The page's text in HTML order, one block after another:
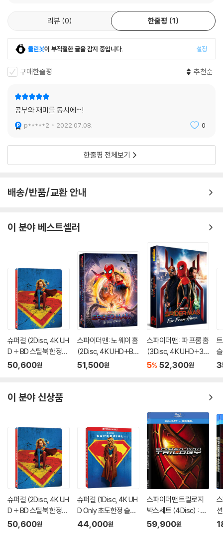
DVD/ Blu-ray 구매시 참고 사항 안내드립니다.
※ 4K블루레이, 3D 블루레이 재생 관련 안내
1) 4K UHD 디스크는 대용량의 데이터 전송이 필요하므로 4K전용 플레
이어를 사용하셔야 합니다. 더불어 플레이어 소프트웨어 최신 버전의 업데
이트, 대용량 케이블 사용이 필수입니다.
니다.
※ 아웃케이스/구성품/포장 상태
발생할 수 있습니다. 반품을 원하실 경우 미개봉 상태로 문의 부탁드립니
있습니다.
3) 렌티큘러 스틸북의 경우, 보호필름이 붙어 판매되기도 합니다. 보호필
4) 본품 보호를 위해 노란색의 카톤 박스로 재포장한 경우, 카톤박스 손상
에 의한 교환/반품은 불가합니다.
5) 아웃케이스/구성품/포장 상태 불량에 의한 교환/반품 신청시 불량 확
인을 위해 개봉 시의 동영상을 요청할 수 있으며, 동영상이 없는 경우 교
환/반품이 제한될 수 있습니다.
※ 디스크 재생 불량
1) 기기 문제로 인해 발생하는 재생 불량 현상에 대해서는 반품/교환이 불
가하니 최신 소프트웨어로 업데이트된 DVD/BD 전용 기기에서 재생하실
것을 권유해 드립니다.
2) 정전기와 먼지로 인해 재생이 원활하지 않은 경우가 있습니다. 디스크
를 마른 천으로 닦으시거나, DVD 클리너 등 전용 제품을 이용하면 대부분
해결됩니다.
며, ODD 사용으로 인한 재생 불량의 경우 교환 시에도 동일한 오류가 발
※ 디스크 외관 불량
디스크에 미세한 잔 흠집이 남아있거나 인쇄 면이 깨끗하지 않은 경우가
있으며, 상품의 불량이 아닙니다. 단, 재생에 이상이 있는 경우에는 불량으
로 인한 반품/교환이 가능합니다.
※ 교환/반품 안내
1) 불량으로 인한 교환/반품 요청 시에는 불량 확인을 위해 개봉 시의 동영
상을 요청할 수 있으며, 동영상이 없는 경우 교환/반품이 제한될 수 있습니
로 쳐내면서, 폭탄이 뒷 차량으로 흘러 들어가 대신 폭파되는 바람에 실패
한다. 가브릴로 프린치프는 폭탄 암살 계획이 실패하자, 초조한 표정으로
카페에 앉아 반지 안에 있는 청산가리 알약으로 자살하려 할 때, 우연히 카
페 주변 막다른 길로 들어간 대공 부부를 보게 되고, 막다른 길에서 우회하
하게 되는데…
리뷰 0 한줄평 1
클린봇이 부적절한 글을 감지 중입니다. 설정
구매한줄평 추천순
공부와 재미를 동시에~!
p*****2 2022.07.08. 0
한줄평 전체보기
배송/반품/교환 안내
이 분야 베스트셀러
슈퍼걸 (2Disc, 4K UH
D + BD 스틸북 한정
판) (펀치) : 블루레이
50,600원
스파이더맨: 노 웨이 홈
(2Disc, 4K UHD+BD
렌티큘러 풀슬립 B1 스
51,500원
스파이더맨 : 파 프롬 홈
(3Disc, 4K UHD+3D
+BD 렌티큘러 풀슬립
5% 52,300원
이
이 분야 신상품
슈퍼걸 (2Disc, 4K UH
D + BD 스틸북 한정
판) (펀치) : 블루레이
50,600원
슈퍼걸 (1Disc, 4K UH
D Only 초도한정 슬립
케이스) : 블루레이
44,000원
스파이더맨 트릴로지
박스세트 (4Disc) : 블
루레이
59,900원